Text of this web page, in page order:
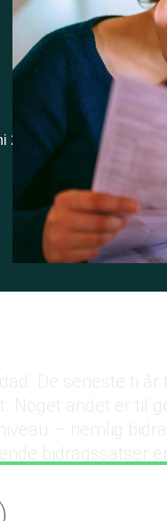
2022
Noget andet er til
– nemlig
bidragssatser